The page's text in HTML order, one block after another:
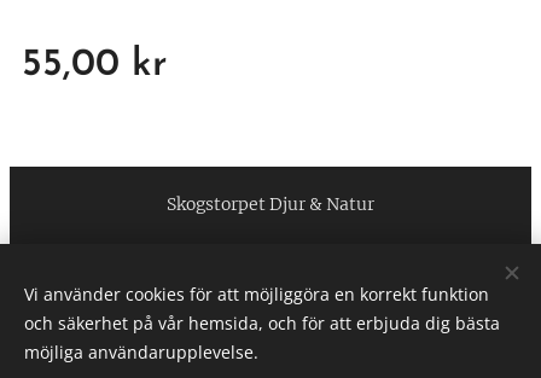
55,00 kr
Skogstorpet Djur & Natur
Cookies
Vi använder cookies för att möjliggöra en korrekt funktion
och säkerhet på vår hemsida, och för att erbjuda dig bästa
möjliga användarupplevelse.